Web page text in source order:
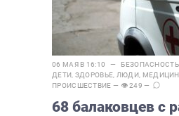
06 МАЯ В 16:10 — БЕЗОПАСНОСТЬ,
ДЕТИ ЗДОРОВЬЕ ЛЮДИ
ПРОИСШЕСТВИЕ — 👁 249 —
68 балаковцев с